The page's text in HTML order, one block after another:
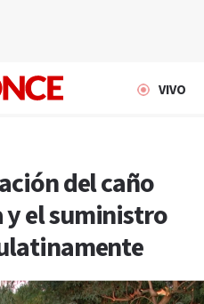
VIVO
del caño
y el suministro